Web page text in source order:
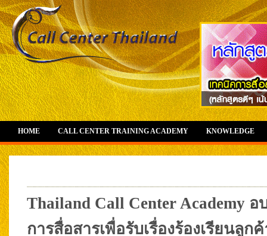
HOME CALL CENTER TRAINING ACADEMY KNOWLEDGE
Thailand Call Center Academy
การสื่อสารเพื่อรับเรื่องร้องเรียนลู